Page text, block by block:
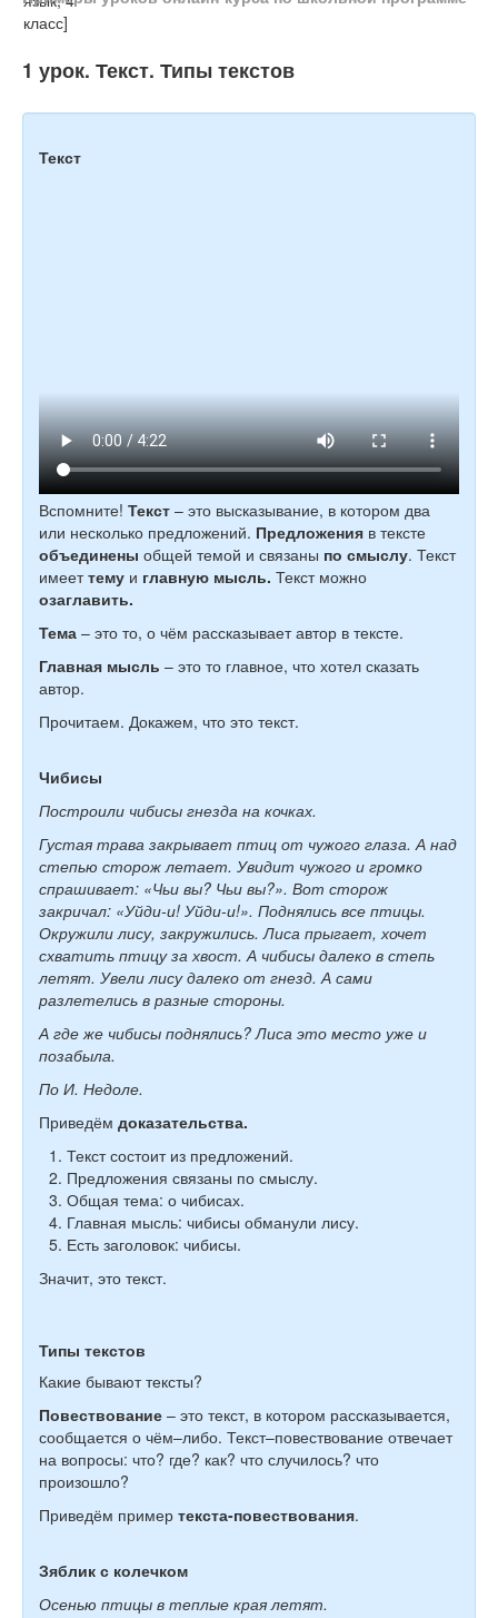
1 урок. Текст. Типы текстов
Текст
Вспомните! Текст – это высказывание, в котором два
или несколько предложений. Предложения в тексте
объединены общей темой и связаны по смыслу. Текст
имееттему и главную мысль. Текст можно
озаглавить.
Тема – это то, о чём рассказывает автор в тексте.
Главная мысль – это то главное, что хотел сказать
автор.
Прочитаем. Докажем, что это текст.
Чибисы
Построили чибисы гнезда на кочках.
Густая трава закрывает птиц от чужого глаза. А над
степью сторож летает. Увидит чужого и громко
спрашивает: «Чьи вы? Чьи вы?». Вот сторож
закричал: «Уйди-и! Уйди-и!». Поднялись все птицы.
Окружили лису, закружились. Лиса прыгает, хочет
схватить птицу за хвост. А чибисы далеко в степь
летят. Увели лису далеко от гнезд. А сами
разлетелись в разные стороны.
А где же чибисы поднялись? Лиса это место уже и
позабыла.
По И. Недоле.
Приведём доказательства.
Текст состоит из предложений.
Предложения связаны по смыслу.
Общая тема: о чибисах.
Главная мысль: чибисы обманули лису.
Есть заголовок: чибисы.
Значит, это текст.
Типы текстов
Какие бывают тексты?
Повествование – это текст, в котором рассказывается,
сообщается о чём–либо. Текст–повествование отвечает
на вопросы: что? где? как? что случилось? что
произошло?
Приведём пример текста-повествования.
Зяблик с колечком
Осенью птицы в теплые края летят.